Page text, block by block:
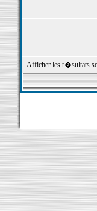
Afficher les r�sultats